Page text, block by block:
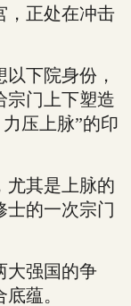
，正处在冲击
下院身份，
宗门上下塑造
压上脉”的印
其是上脉的
士的一次宗门
强国的争
蕴。